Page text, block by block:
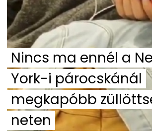
Nincs ma ennél a
York-i párocskánál
megkapóbb
neten